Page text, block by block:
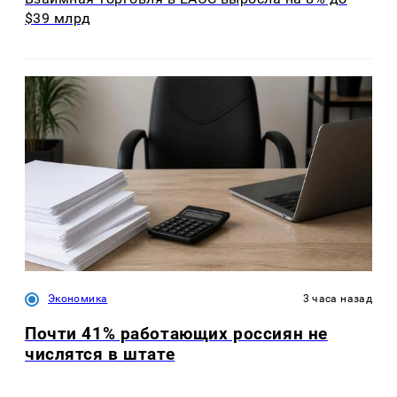
$39 млрд
Экономика 3 часа назад
Почти 41% работающих россиян не
числятся в штате